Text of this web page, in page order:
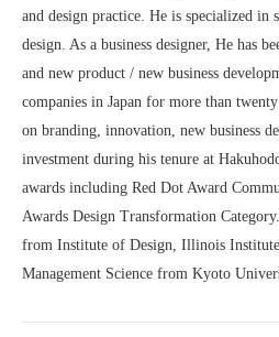
and design practice. He is specialized in
design. As a business designer, He has
and new product / new business
companies in Japan for more than
on branding, innovation, new business
investment during his tenure at
awards including Red Dot Award
Awards Design Transformation
from Institute of Design, Illinois
Management Science from Kyoto